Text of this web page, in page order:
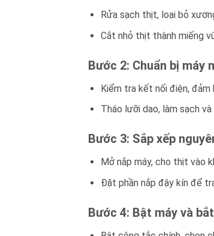
Rửa sạch thịt, loại bỏ
Cắt nhỏ thịt thành miếng
Bước 2: Chuẩn bị máy
Kiểm tra kết nối điện, đảm
Tháo lưỡi dao, làm sạch
Bước 3: Sắp xếp
Mở nắp máy, cho thịt vào
Đặt phần nắp đậy kín để
Bước 4: Bật máy và